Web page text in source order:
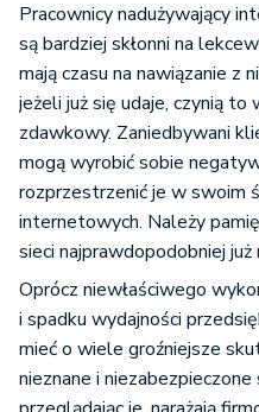
Pracownicy nadużywający
są bardziej skłonni na
mają czasu na nawiązanie z
jeżeli już się udaje, czynią to
zdawkowy. Zaniedbywani
mogą wyrobić sobie
rozprzestrzenić je w swoim
internetowych. Należy
sieci najprawdopodobniej już
Oprócz niewłaściwego
i spadku wydajności
mieć o wiele groźniejsze
nieznane i